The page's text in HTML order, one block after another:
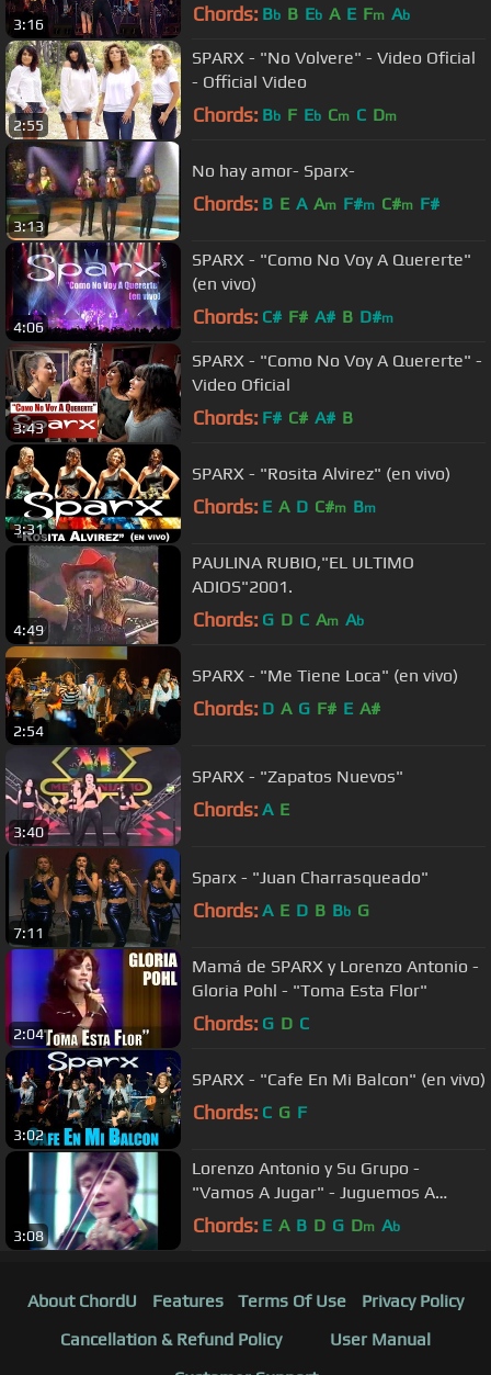
3:16 Chords: Bb B Eb A E Fm Ab
2:55
SPARX - "No Volvere" - Video Oficial
- Official Video
Chords: Bb F Eb Cm C Dm
3:13
No hay amor- Sparx-
Chords: B E A Am F#m C#m F#
4:06
SPARX - "Como No Voy A Quererte"
(en vivo)
Chords: C# F# A# B D#m
3:43
SPARX - "Como No Voy A Quererte" -
Video Oficial
Chords: F# C# A# B
3:31
SPARX - "Rosita Alvirez" (en vivo)
Chords: E A D C#m Bm
4:49
PAULINA RUBIO,"EL ULTIMO
ADIOS"2001.
Chords: G D C Am Ab
2:54
SPARX - "Me Tiene Loca" (en vivo)
Chords: D A G F# E A#
3:40
SPARX - "Zapatos Nuevos"
Chords: A E
7:11
Sparx - "Juan Charrasqueado"
Chords: A E D B Bb G
2:04
Mamá de SPARX y Lorenzo Antonio -
Gloria Pohl - "Toma Esta Flor"
Chords: G D C
3:02
SPARX - "Cafe En Mi Balcon" (en vivo)
Chords: C G F
3:08
Lorenzo Antonio y Su Grupo -
"Vamos A Jugar" - Juguemos A
Cantar - Tercera Etapa
Chords: E A B D G Dm Ab
About ChordU Features Terms Of Use
Privacy Policy
Cancellation & Refund Policy
User Manual